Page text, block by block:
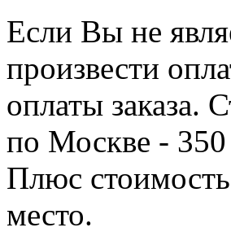
Если Вы не
произвести
оплаты заказа.
по Москве -
Плюс
место.